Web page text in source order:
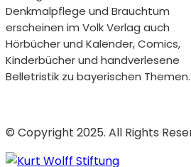
Denkmalpflege und Brauchtum
erscheinen im Volk Verlag auch
Hörbücher und Kalender, Comics,
Kinderbücher und handverlesene
Belletristik zu bayerischen Themen.
© Copyright 2025. All Rights